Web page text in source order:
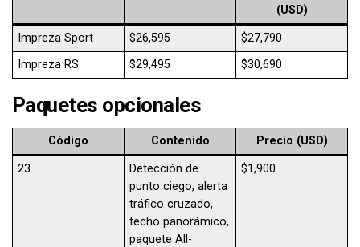
(USD)
Impreza Sport $26,595
$27,790
Impreza RS
$29,495 $30,690
Paquetes opcionales
Código Contenido Precio (USD)
23
Detección de
punto ciego, alerta
tráfico cruzado,
techo panorámico,
paquete All-
$1,900